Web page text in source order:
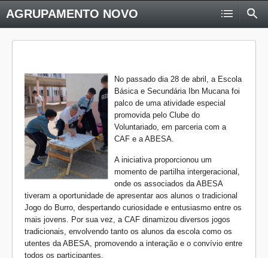
AGRUPAMENTO NOVO
No passado dia 28 de abril, a Escola
Básica e Secundária Ibn Mucana foi
palco de uma atividade especial
promovida pelo Clube do
Voluntariado, em parceria com a
CAF e a ABESA.
A iniciativa proporcionou um
momento de partilha intergeracional,
onde os associados da ABESA
tiveram a oportunidade de apresentar aos alunos o tradicional
Jogo do Burro, despertando curiosidade e entusiasmo entre os
mais jovens. Por sua vez, a CAF dinamizou diversos jogos
tradicionais, envolvendo tanto os alunos da escola como os
utentes da ABESA, promovendo a interação e o convívio entre
todos os participantes.